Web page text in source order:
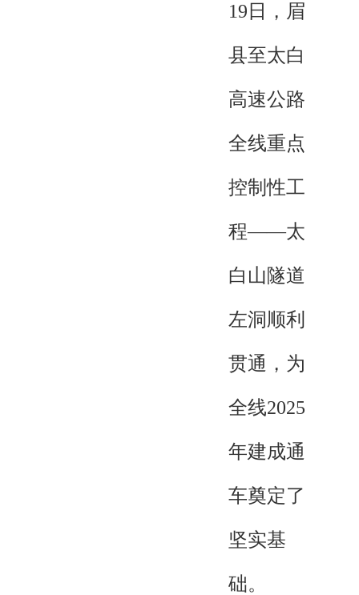
19日，眉
县至太白
高速公路
全线重点
控制性工
程——太
白山隧道
左洞顺利
贯通，为
全线2025
年建成通
车奠定了
坚实基
础。